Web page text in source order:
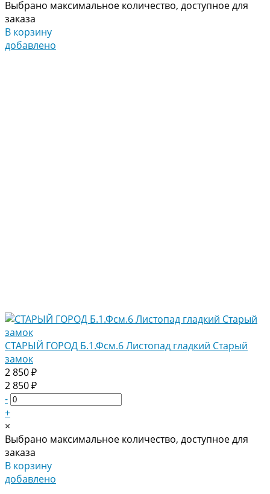
Выбрано максимальное количество, доступное для
заказа
В корзину
добавлено
СТАРЫЙ ГОРОД Б.1.Фсм.6 Листопад гладкий Старый
замок
2 850 ₽
2 850 ₽
-
+
×
Выбрано максимальное количество, доступное для
заказа
В корзину
добавлено